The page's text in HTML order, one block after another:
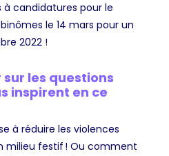
candidatures pour le
le 14 mars pour un
2022 !
les questions
inspirent en ce
à réduire les violences
milieu festif ! Ou comment